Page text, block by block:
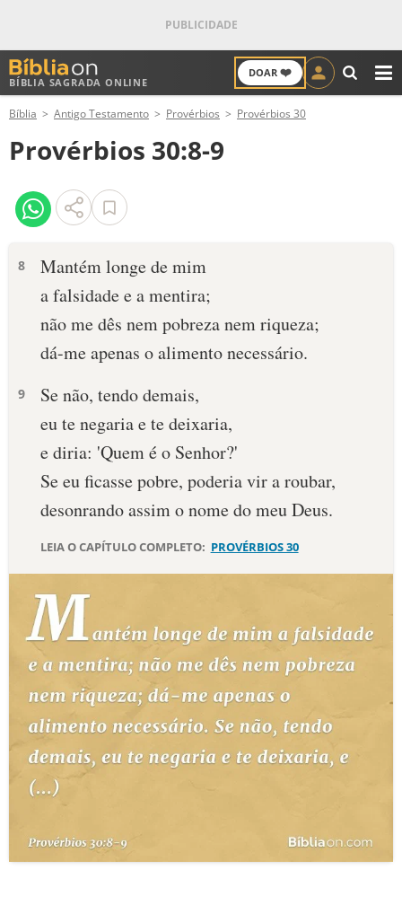
BÍBLIA SAGRADA ONLINE
DOAR ❤️
ANTIGO TESTAMENTO
NOVO TESTAMENTO
VERSÍCULOS
PALAVRA DO DIA
SALMO DO DIA
DEVOCIONAL DIÁRIO
10 MANDAMENTOS
ESTUDOS BÍBLICOS
TEMAS
PERGUNTE À BÍBLIA
TERMO BÍBLICO JOGOS
QUEM SOMOS
LOJA BÍBLIAON
Bíblia Antigo Testamento Provérbios Provérbios 30
Provérbios 30:8-9
8
Mantém longe de mim
a falsidade e a mentira;
não me dês nem pobreza nem riqueza;
dá-me apenas o alimento necessário.
9
Se não, tendo demais,
eu te negaria e te deixaria,
e diria: 'Quem é o Senhor?'
Se eu ficasse pobre, poderia vir a roubar,
desonrando assim o nome do meu Deus.
LEIA O CAPÍTULO COMPLETO: PROVÉRBIOS 30